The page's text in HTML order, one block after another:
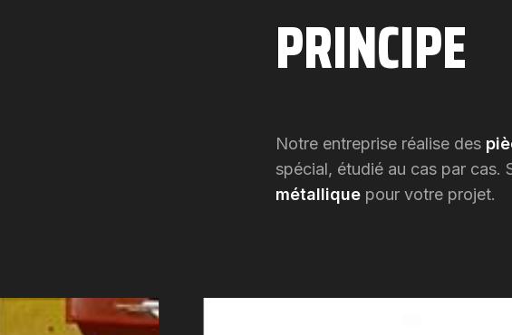
PRINCIPE
Notre entreprise réalise des
spécial, étudié au cas par cas.
métallique pour votre projet.